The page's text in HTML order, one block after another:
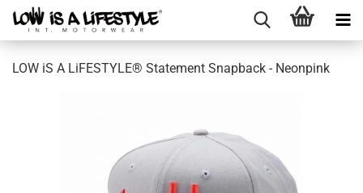
LOW iS A LiFESTYLE® Statement Snapback - Neonpink